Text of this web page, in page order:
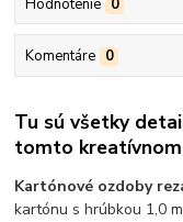
Komentáre 0
Tu sú všetky
tomto
Kartónové ozdoby
kartónu s hrúbkou 1,0